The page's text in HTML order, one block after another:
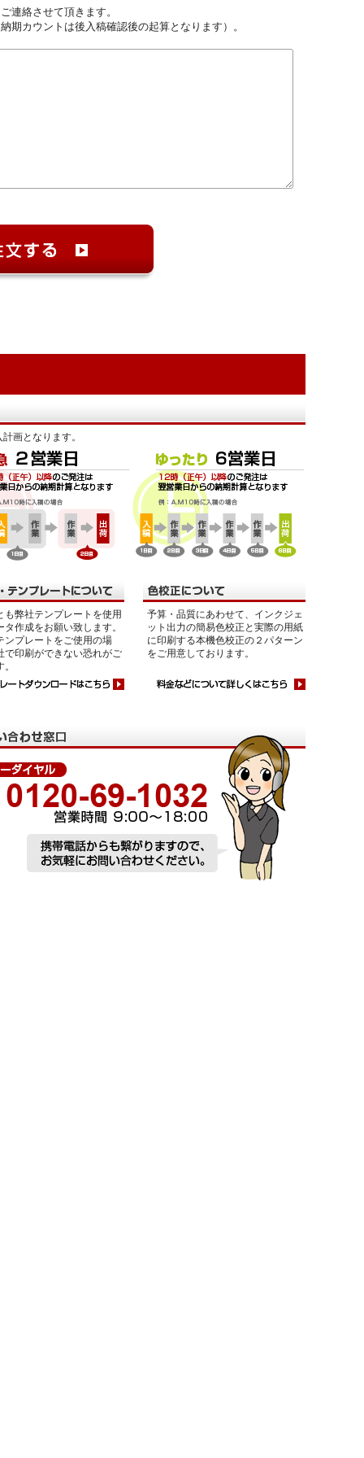
連絡させて頂きます。
期カウントは後入稿確認後の起算となります）。
画となります。
も弊社テンプレートを使用
タ作成をお願い致します。
ンプレートをご使用の場
で印刷ができない恐れがご
予算・品質にあわせて、インクジェ
ット出力の簡易色校正と実際の用紙
に印刷する本機色校正の２パターン
をご用意しております。